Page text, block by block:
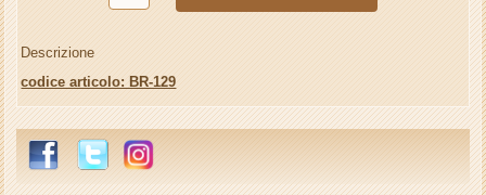
Descrizione
codice articolo: BR-129